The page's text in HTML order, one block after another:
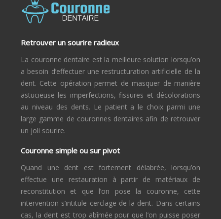
Retrouver un sourire radieux
La couronne dentaire est la meilleure solution lorsqu’on
a besoin d’effectuer une restructuration artificielle de la
dent. Cette opération permet de masquer de manière
astucieuse les imperfections, fissures et décolorations
au niveau des dents. Le patient a le choix parmi une
large gamme de couronnes dentaires afin de retrouver
un joli sourire.
Couronne simple ou sur pivot
Quand une dent est fortement délabrée, lorsqu’on
effectue une restauration à partir de matériaux de
reconstitution et que l’on pose la couronne, cette
intervention s’intitule cerclage de la dent. Dans certains
cas, la dent est trop abîmée pour que l’on puisse poser